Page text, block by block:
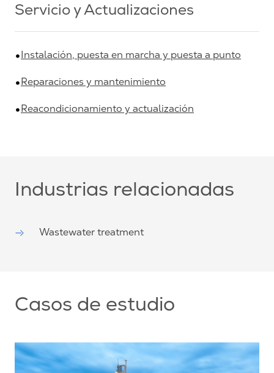
Servicio y Actualizaciones
Instalación, puesta en marcha y puesta a punto
Reparaciones y mantenimiento
Reacondicionamiento y actualización
Industrias relacionadas
Wastewater treatment
Casos de estudio